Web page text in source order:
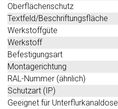
Oberflächenschutz
Textfeld/Beschriftungsfläche
Werkstoffgüte
Werkstoff
Befestigungsart
Montagerichtung
RAL-Nummer (ähnlich)
Schutzart (IP)
Geeignet für Unterflurkanaldose